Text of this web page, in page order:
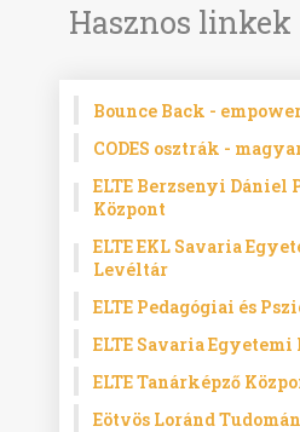
Hasznos linkek
Bounce Back -
CODES osztrák -
ELTE Berzsenyi Dániel
Központ
ELTE EKL Savaria
Levéltár
ELTE Pedagógiai és
ELTE Savaria Egyetemi
ELTE Tanárképző
Eötvös Loránd